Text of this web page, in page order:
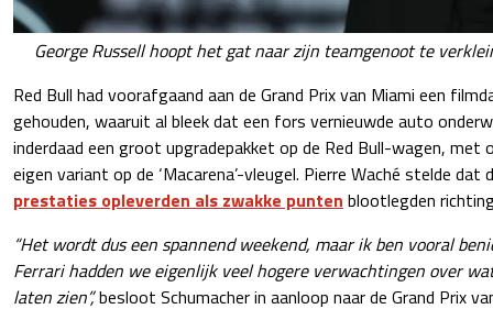
George Russell hoopt het gat naar zijn teamgenoot te
Red Bull had voorafgaand aan de Grand Prix van Miami een
gehouden, waaruit al bleek dat een fors vernieuwde auto
inderdaad een groot upgradepakket op de Red Bull-wagen, met
eigen variant op de ‘Macarena’-vleugel. Pierre Waché stelde dat
prestaties opleverden als zwakke punten blootlegden
“Het wordt dus een spannend weekend, maar ik ben vooral
Ferrari hadden we eigenlijk veel hogere verwachtingen over
laten zien”,besloot Schumacher in aanloop naar de Grand Prix